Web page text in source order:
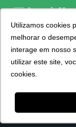
Utilizamos cookies
melhorar o
interage em nosso
utilizar este site,
cookies.
Português BR